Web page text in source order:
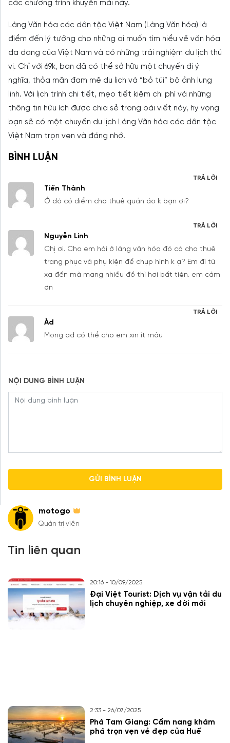
motogo
Quản trị viên
các chương trình khuyến mãi này.
Làng Văn hóa các dân tộc Việt Nam (Làng Văn hóa) là
điểm đến lý tưởng cho những ai muốn tìm hiểu về văn hóa
đa dạng của Việt Nam và có những trải nghiệm du lịch thú
vị. Chỉ với 69k, bạn đã có thể sở hữu một chuyến đi ý
nghĩa, thỏa mãn đam mê du lịch và “bỏ túi” bộ ảnh lung
linh. Với lịch trình chi tiết, mẹo tiết kiệm chi phí và những
thông tin hữu ích được chia sẻ trong bài viết này, hy vọng
bạn sẽ có một chuyến du lịch Làng Văn hóa các dân tộc
Việt Nam trọn vẹn và đáng nhớ.
BÌNH LUẬN
Tiến Thành
TRẢ LỜI
Ở đó có điểm cho thuê quần áo k bạn ơi?
Nguyễn Linh
TRẢ LỜI
Chị ơi. Cho em hỏi ở làng văn hóa đó có cho thuê
trang phục và phụ kiện để chụp hình k ạ? Em đi từ
xa đến mà mang nhiều đồ thì hơi bất tiện. em cảm
ơn
Àd
TRẢ LỜI
Mong ad có thể cho em xin ít màu
NỘI DUNG BÌNH LUẬN
Tin liên quan
20:16 - 10/09/2025
Đại Việt Tourist: Dịch vụ vận tải du
lịch chuyên nghiệp, xe đời mới
2:33 - 26/07/2025
Phá Tam Giang: Cẩm nang khám
phá trọn vẹn vẻ đẹp của Huế